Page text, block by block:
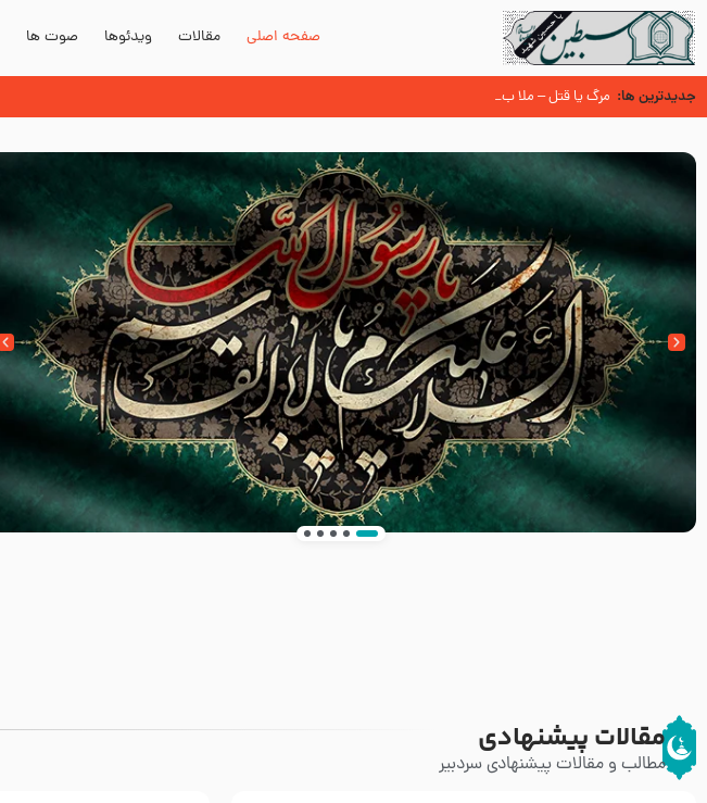
صفحه اصلی مقالات ویدئوها صوت ها
جدیدترین ها: مرگ یا قتل – ملا باسم کربلایی
اعتراف غزالی در مورد توهین زشت عُمَر بن الخطاب به پیامبر اکرم صلی الله علیه و آله و سلم
زیارت پیامبر اکرم صلی الله علیه و آله در روز شنبه با نوای علی فانی
مقالات پیشنهادی
مطالب و مقالات پیشنهادی سردبیر